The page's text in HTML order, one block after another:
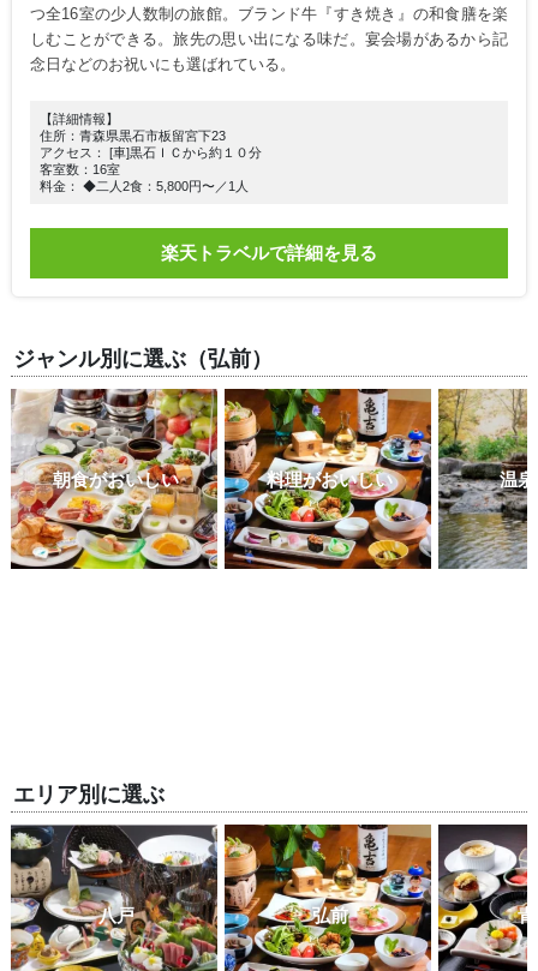
つ全16室の少人数制の旅館。ブランド牛『すき焼き』の和食膳を楽
しむことができる。旅先の思い出になる味だ。宴会場があるから記
念日などのお祝いにも選ばれている。
【詳細情報】
住所：青森県黒石市板留宮下23
アクセス： [車]黒石ＩＣから約１０分
客室数：16室
料金： ◆二人2食：5,800円〜／1人
楽天トラベルで詳細を見る
ジャンル別に選ぶ（弘前）
朝食がおいしい 料理がおいしい 温
エリア別に選ぶ
八戸 弘前